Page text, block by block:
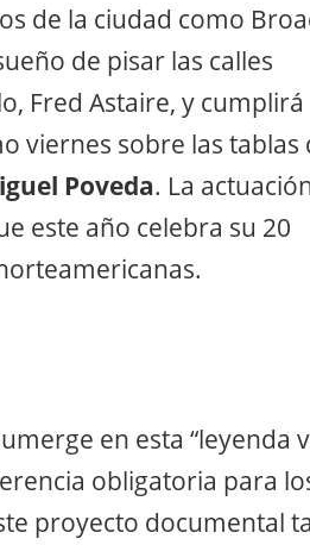
de la ciudad como
de pisar las calles
Fred Astaire, y cumplirá
viernes sobre las tablas
Poveda. La
este año celebra su 20
en esta “leyenda
obligatoria para
proyecto documental